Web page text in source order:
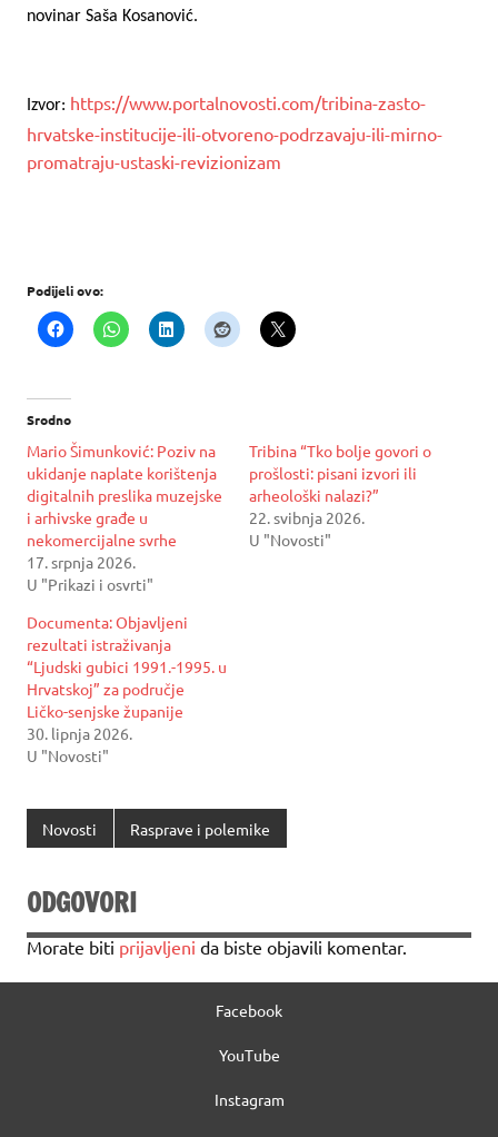
novinar Saša Kosanović.
Izvor: https://www.portalnovosti.com/tribina-zasto-
hrvatske-institucije-ili-otvoreno-podrzavaju-ili-mirno-
promatraju-ustaski-revizionizam
Podijeli ovo:
Srodno
Mario Šimunković: Poziv na
ukidanje naplate korištenja
digitalnih preslika muzejske
i arhivske građe u
nekomercijalne svrhe
17. srpnja 2026.
U "Prikazi i osvrti"
Tribina “Tko bolje govori o
prošlosti: pisani izvori ili
arheološki nalazi?”
22. svibnja 2026.
U "Novosti"
Documenta: Objavljeni
rezultati istraživanja
“Ljudski gubici 1991.-1995. u
Hrvatskoj” za područje
Ličko-senjske županije
30. lipnja 2026.
U "Novosti"
Novosti Rasprave i polemike
ODGOVORI
Morate biti prijavljeni da biste objavili komentar.
Facebook
YouTube
Instagram